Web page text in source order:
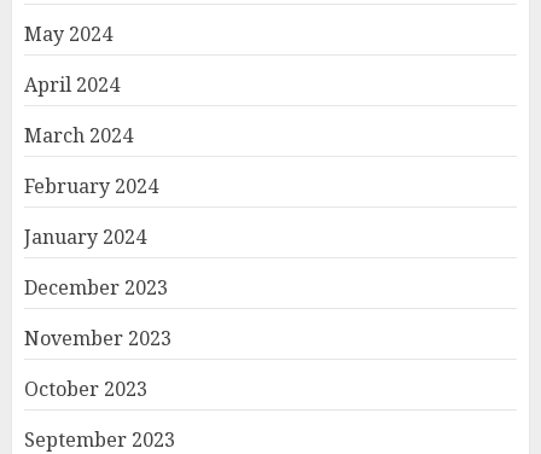
May 2024
April 2024
March 2024
February 2024
January 2024
December 2023
November 2023
October 2023
September 2023